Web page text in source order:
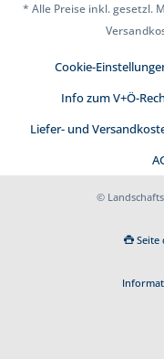
* Alle Preise inkl. gesetzl.
Cookie-
Info zum V+Ö-
Liefer- und
©
Seite